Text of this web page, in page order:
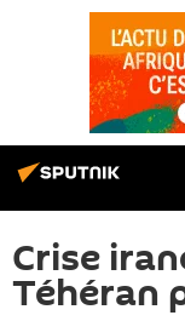
Crise
Téhéran